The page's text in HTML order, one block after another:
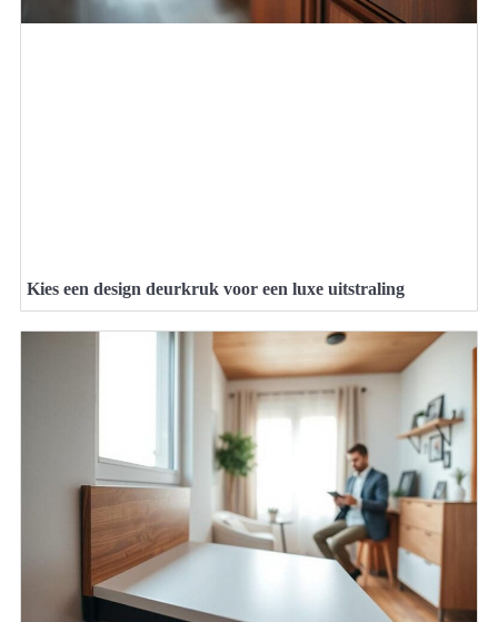
Kies een design deurkruk voor een luxe uitstraling